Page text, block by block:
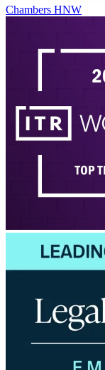
Chambers HNW